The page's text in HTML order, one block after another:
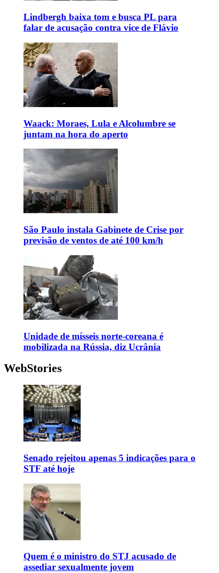
Lindbergh baixa tom e busca PL para
falar de acusação contra vice de Flávio
Waack: Moraes, Lula e Alcolumbre se
juntam na hora do aperto
São Paulo instala Gabinete de Crise por
previsão de ventos de até 100 km/h
Unidade de mísseis norte-coreana é
mobilizada na Rússia, diz Ucrânia
WebStories
Senado rejeitou apenas 5 indicações para o
STF até hoje
Quem é o ministro do STJ acusado de
assediar sexualmente jovem